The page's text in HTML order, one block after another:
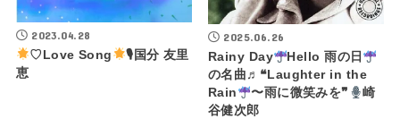
2023.04.28
♡Love Song
🎙国分 友里
恵
2025.06.26
Rainy Day
Hello 雨の日
の名曲♬❝Laughter in the
Rain
〜雨に微笑みを❞
崎
谷健次郎